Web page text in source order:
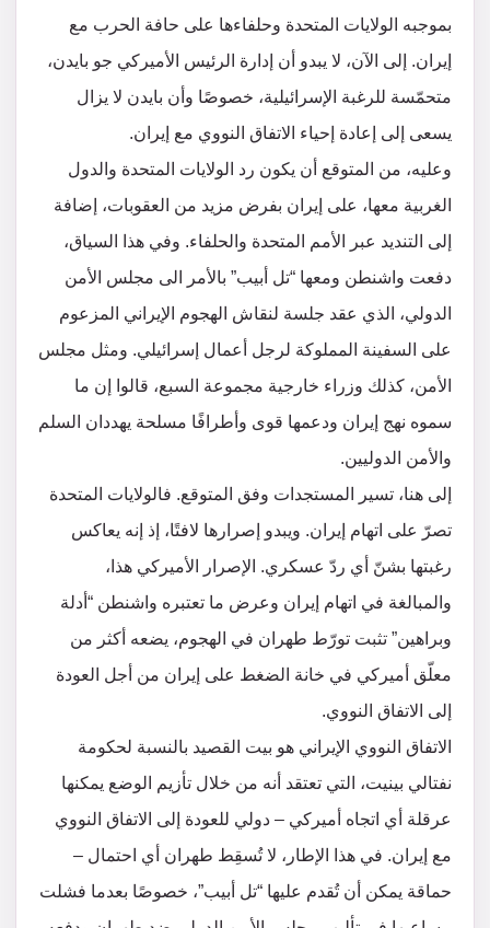
بموجبه الولايات المتحدة وحلفاءها على حافة الحرب مع
إيران. إلى الآن، لا يبدو أن إدارة الرئيس الأميركي جو بايدن،
متحمّسة للرغبة الإسرائيلية، خصوصًا وأن بايدن لا يزال
يسعى إلى إعادة إحياء الاتفاق النووي مع إيران.
وعليه، من المتوقع أن يكون رد الولايات المتحدة والدول
الغربية معها، على إيران بفرض مزيد من العقوبات، إضافة
إلى التنديد عبر الأمم المتحدة والحلفاء. وفي هذا السياق،
دفعت واشنطن ومعها “تل أبيب” بالأمر الى مجلس الأمن
الدولي، الذي عقد جلسة لنقاش الهجوم الإيراني المزعوم
على السفينة المملوكة لرجل أعمال إسرائيلي. ومثل مجلس
الأمن، كذلك وزراء خارجية مجموعة السبع، قالوا إن ما
سموه نهج إيران ودعمها قوى وأطرافًا مسلحة يهددان السلم
والأمن الدوليين.
إلى هنا، تسير المستجدات وفق المتوقع. فالولايات المتحدة
تصرّ على اتهام إيران. ويبدو إصرارها لافتًا، إذ إنه يعاكس
رغبتها بشنّ أي ردّ عسكري. الإصرار الأميركي هذا،
والمبالغة في اتهام إيران وعرض ما تعتبره واشنطن “أدلة
وبراهين” تثبت تورّط طهران في الهجوم، يضعه أكثر من
معلّق أميركي في خانة الضغط على إيران من أجل العودة
إلى الاتفاق النووي.
الاتفاق النووي الإيراني هو بيت القصيد بالنسبة لحكومة
نفتالي بينيت، التي تعتقد أنه من خلال تأزيم الوضع يمكنها
عرقلة أي اتجاه أميركي – دولي للعودة إلى الاتفاق النووي
مع إيران. في هذا الإطار، لا تُسقِط طهران أي احتمال –
حماقة يمكن أن تُقدم عليها “تل أبيب”، خصوصًا بعدما فشلت